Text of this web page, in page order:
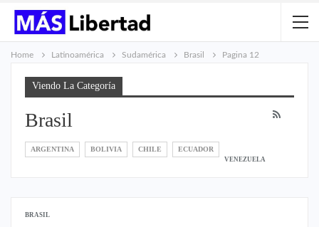
Home Latinoamérica Sudamérica Brasil Pagina 12
Viendo La Categoría
Brasil
ARGENTINA BOLIVIA CHILE ECUADOR
VENEZUELA
BRASIL